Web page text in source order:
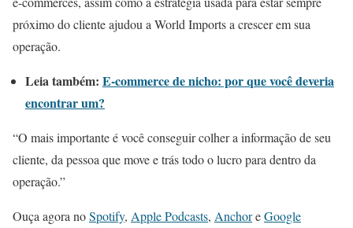
próximo do cliente ajudou a World Imports a crescer em sua
operação.
Leia também: E-commerce de nicho: por que você deveria
encontrar um?
“O mais importante é você conseguir colher a informação de seu
cliente, da pessoa que move e trás todo o lucro para dentro da
operação.”
Ouça agora noSpotify, Apple Podcasts, AnchoreGoogle